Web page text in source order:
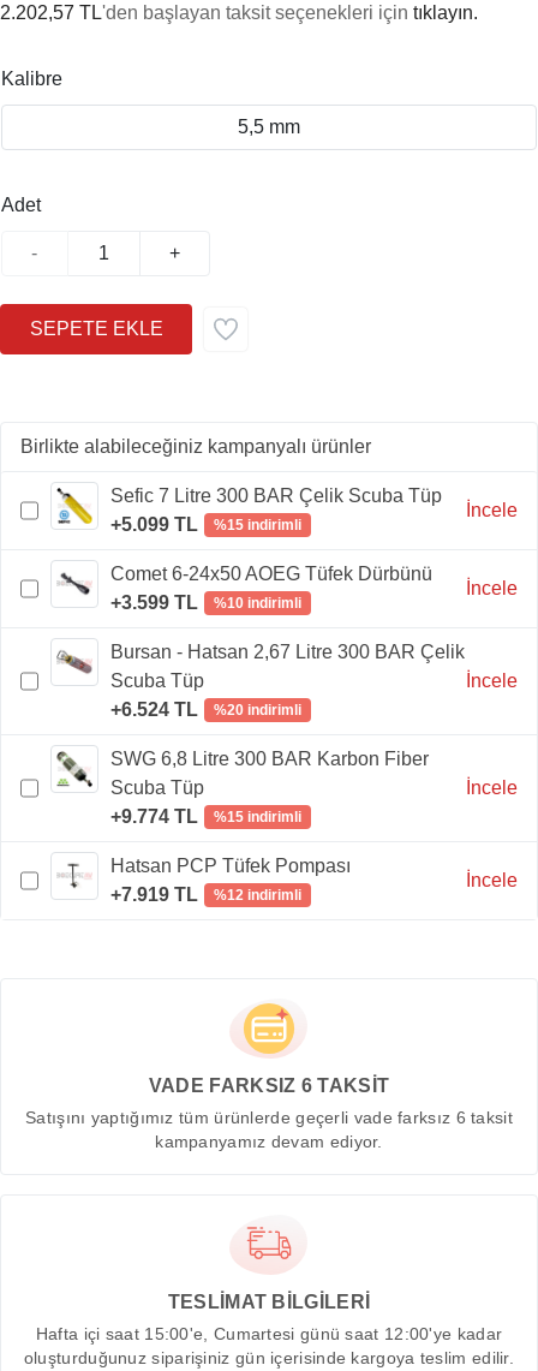
2.202,57 TL'den başlayan taksit seçenekleri için tıklayın.
Kalibre
5,5 mm
Adet
- +
Birlikte alabileceğiniz kampanyalı ürünler
Sefic 7 Litre 300 BAR Çelik Scuba Tüp
+5.099 TL
%15 indirimli
İncele
Comet 6-24x50 AOEG Tüfek Dürbünü
+3.599 TL
%10 indirimli
İncele
Bursan - Hatsan 2,67 Litre 300 BAR Çelik
Scuba Tüp
+6.524 TL
%20 indirimli
İncele
SWG 6,8 Litre 300 BAR Karbon Fiber
Scuba Tüp
+9.774 TL
%15 indirimli
İncele
Hatsan PCP Tüfek Pompası
+7.919 TL
%12 indirimli
İncele
VADE FARKSIZ 6 TAKSİT
Satışını yaptığımız tüm ürünlerde geçerli vade farksız 6 taksit
kampanyamız devam ediyor.
TESLİMAT BİLGİLERİ
Hafta içi saat 15:00'e, Cumartesi günü saat 12:00'ye kadar
oluşturduğunuz siparişiniz gün içerisinde kargoya teslim edilir.